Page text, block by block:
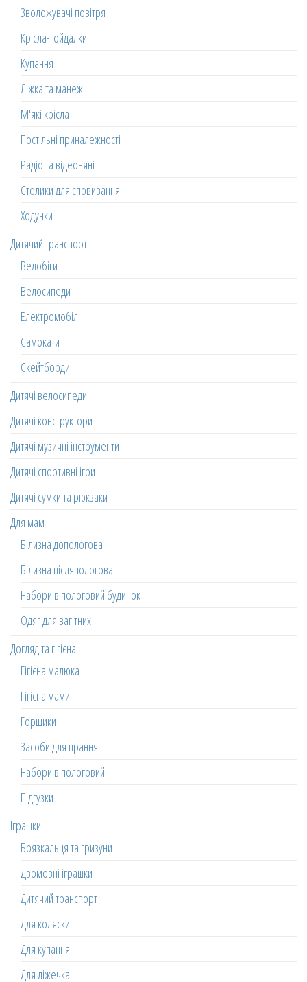
Зволожувачі повітря
Крісла-гойдалки
Купання
Ліжка та манежі
М'які крісла
Постільні приналежності
Радіо та відеоняні
Столики для сповивання
Ходунки
Дитячий транспорт
Велобіги
Велосипеди
Електромобілі
Самокати
Скейтборди
Дитячі велосипеди
Дитячі конструктори
Дитячі музичні інструменти
Дитячі спортивні ігри
Дитячі сумки та рюкзаки
Для мам
Білизна допологова
Білизна післяпологова
Набори в пологовий будинок
Одяг для вагітних
Догляд та гігієна
Гігієна малюка
Гігієна мами
Горщики
Засоби для прання
Набори в пологовий
Підгузки
Іграшки
Брязкальця та гризуни
Двомовні іграшки
Дитячий транспорт
Для коляски
Для купання
Для ліжечка